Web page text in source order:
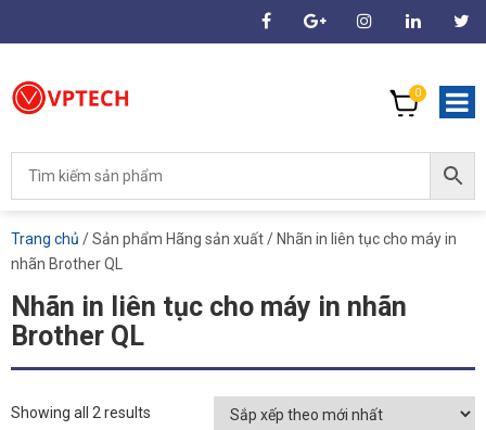
0
Trang chủ / Sản phẩm Hãng sản xuất / Nhãn in liên tục cho máy in
nhãn Brother QL
Nhãn in liên tục cho máy in nhãn
Brother QL
Showing all 2 results